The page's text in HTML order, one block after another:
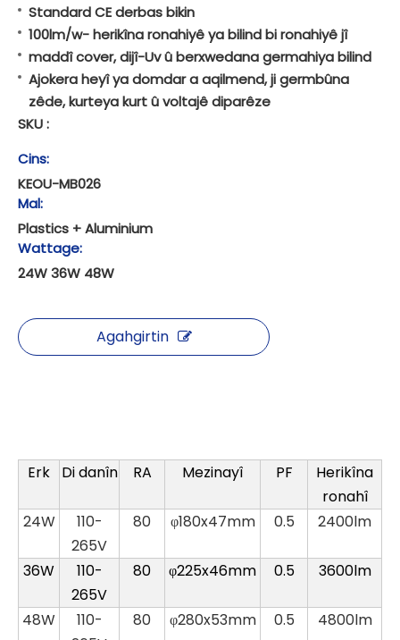
Standard CE derbas bikin
100lm/w- herikîna ronahiyê ya bilind bi ronahiyê jî
maddî cover, dijî-Uv û berxwedana germahiya bilind
Ajokera heyî ya domdar a aqilmend, ji germbûna
zêde, kurteya kurt û voltajê diparêze
SKU :
Cins:
KEOU-MB026
Mal:
Plastics + Aluminium
Wattage:
24W 36W 48W
Agahgirtin
Erk Di danîn RA Mezinayî PF
Herikîna
ronahî
24W
110-
265V
80 φ180x47mm 0.5 2400lm
36W
110-
265V
80 φ225x46mm 0.5 3600lm
48W
110-
80 φ280x53mm 0.5 4800lm